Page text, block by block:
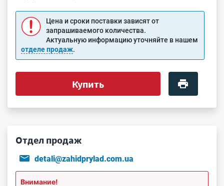
Цена и сроки поставки зависят от
запрашиваемого количества.
Актуальную информацию уточняйте в нашем
отделе продаж.
Купить
Отдел продаж
detali@zahidprylad.com.ua
Внимание!